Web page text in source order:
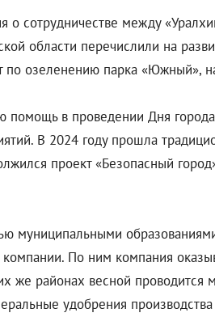
сотрудничестве между
области перечислили на
по озеленению парка «Южный»,
в проведении Дня
В 2024 году прошла
проект «Безопасный
муниципальными
По ним компания
же районах весной проводится
удобрения